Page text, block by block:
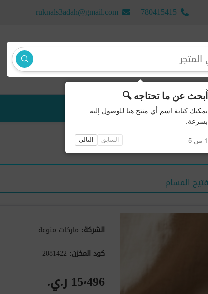
780415415
ruknals3adah@gmail.com
منتجات جديدة
المسام
الشركة: ماركات منوعة
كود المخزن: 2081422
15٬496 ر.ي.‏
ابحث عن ما تحتاجه 🔍
يمكنك كتابة اسم أي منتج هنا للوصول إليه
بسرعة.
1 من 5 السابق التالي